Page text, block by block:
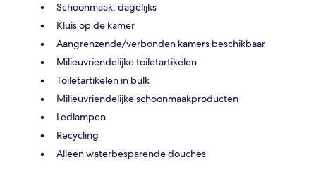
Schoonmaak: dagelijks
Kluis op de kamer
Aangrenzende/verbonden kamers beschikbaar
Milieuvriendelijke toiletartikelen
Toiletartikelen in bulk
Milieuvriendelijke schoonmaakproducten
Ledlampen
Recycling
Alleen waterbesparende douches